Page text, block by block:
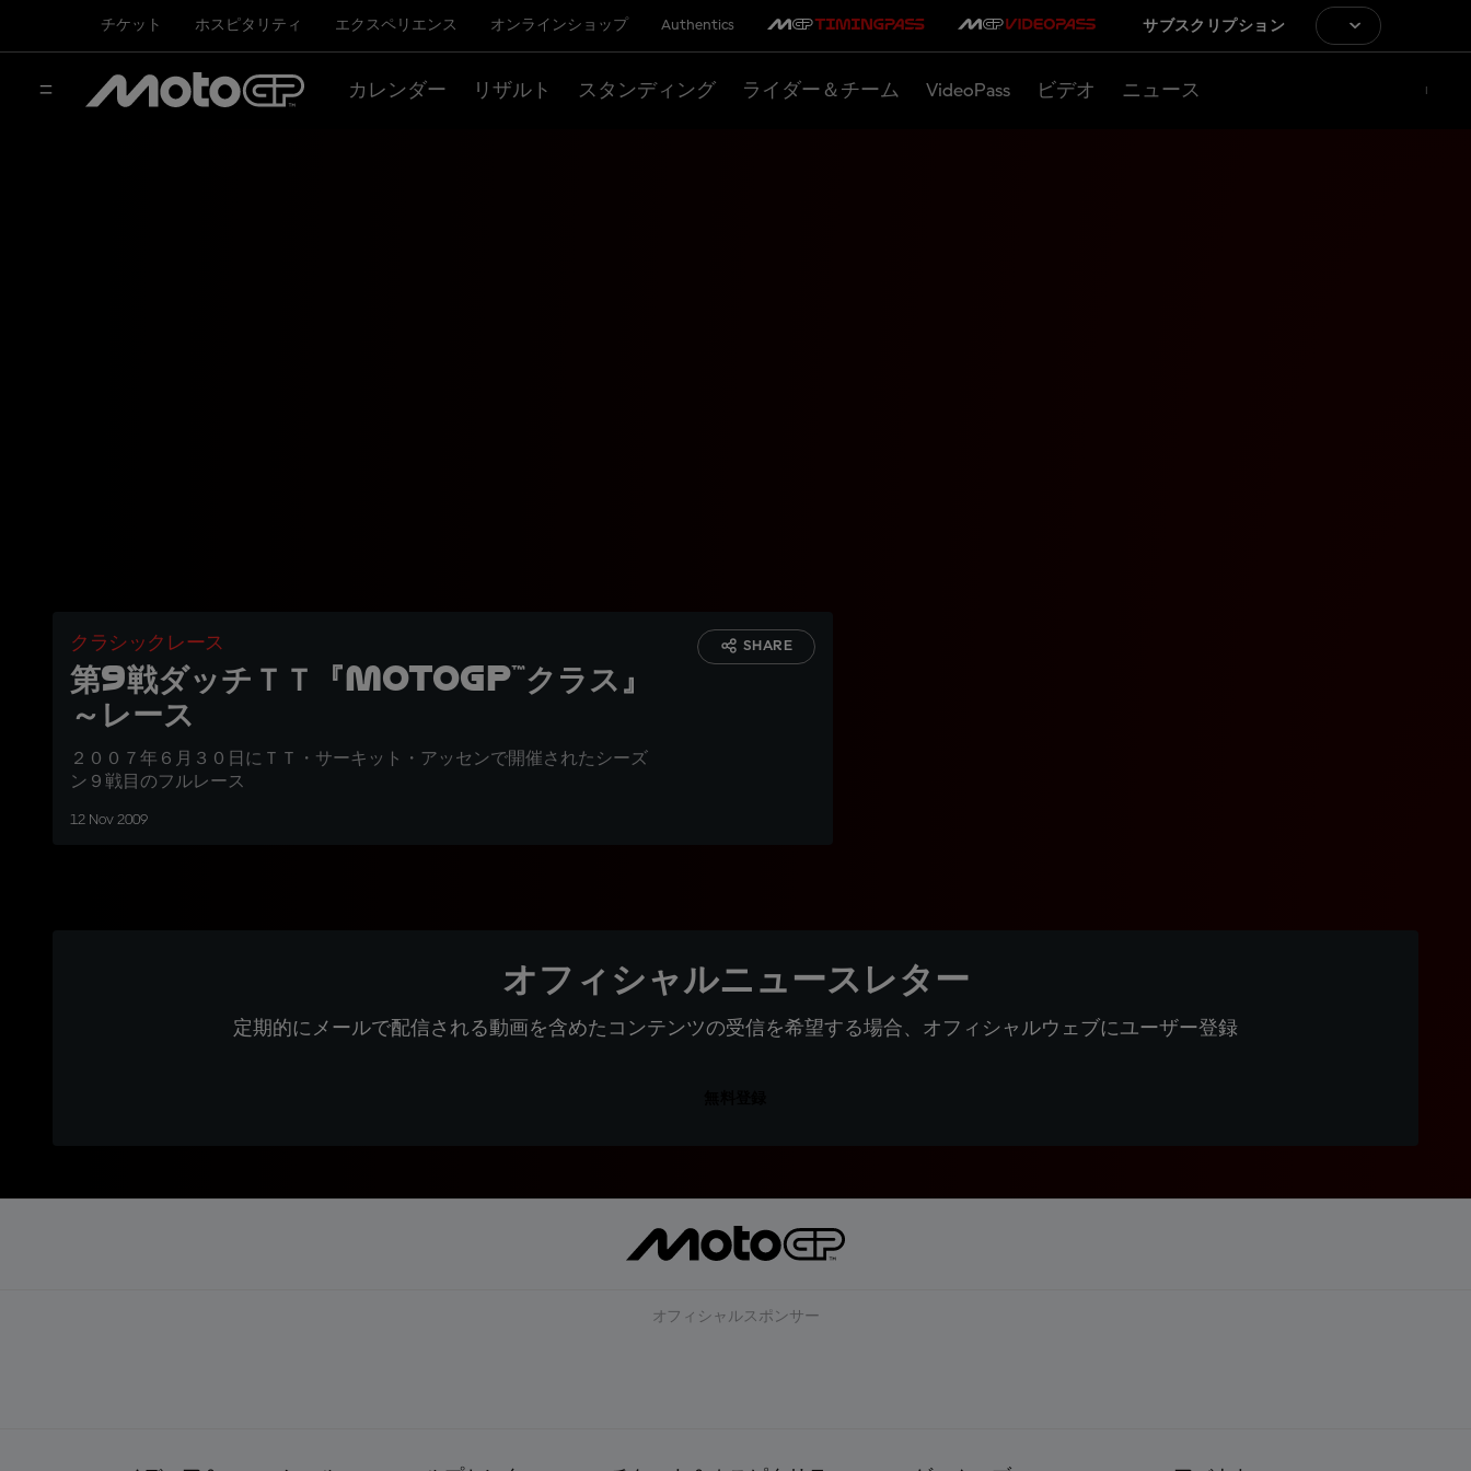
チケット ホスピタリティ エクスペリエンス オンラインショップ Authentics サブスクリプション
カレンダー リザルト スタンディング ライダー＆チーム VideoPass ビデオ ニュース
クラシックレース
第9戦ダッチＴＴ『MotoGP™クラス』
～レース
２００７年６月３０日にＴＴ・サーキット・アッセンで開催されたシーズ
ン９戦目のフルレース
12 Nov 2009
SHARE
オフィシャルニュースレター
定期的にメールで配信される動画を含めたコンテンツの受信を希望する場合、オフィシャルウェブにユーザー登録
オフィシャルスポンサー